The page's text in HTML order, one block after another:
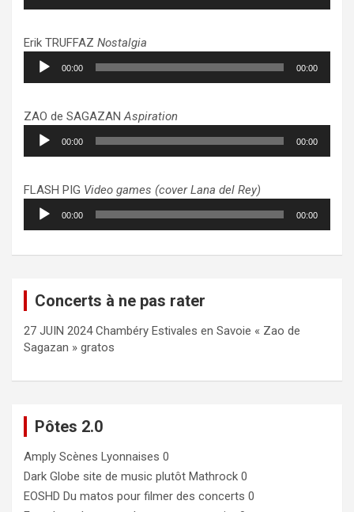
Erik TRUFFAZ Nostalgia
Lecteur
audio
00:00 00:00
ZAO de SAGAZANAspiration
Lecteur
audio
00:00 00:00
FLASH PIG Video games (cover Lana del Rey)
Lecteur
audio
00:00 00:00
Concerts à ne pas rater
27 JUIN 2024 Chambéry Estivales en Savoie « Zao de
Sagazan » gratos
Pôtes 2.0
Amply Scènes Lyonnaises 0
Dark Globe site de music plutôt Mathrock 0
EOSHD Du matos pour filmer des concerts 0